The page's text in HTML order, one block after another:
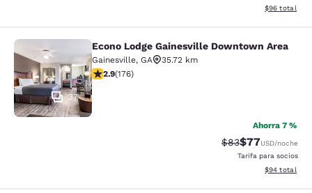
Ver detalles
$96 total
Econo Lodge Gainesville Downtown
37
Econo Lodge Gainesville Downtown Area
Gainesville, GA
35.72 km
calificación de 2.86 estrellas. Feria. 176 reseñas
2.9(176)
Ahorra 7 %
Precio tachado:
$83Precio con
$77USD/noche
Tarifa para socios
Ver detalles
$94 total